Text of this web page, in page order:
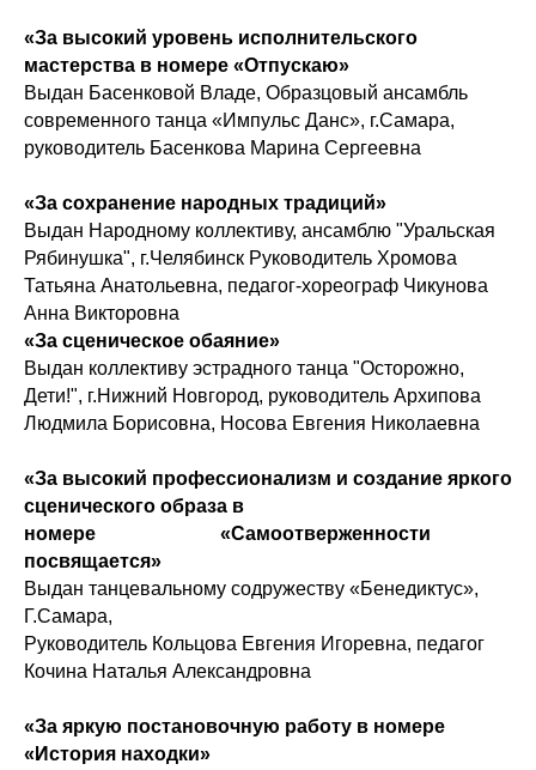
«За высокий уровень исполнительского
мастерства в номере «Отпускаю»
Выдан Басенковой Владе, Образцовый ансамбль
современного танца «Импульс Данс», г.Самара,
руководитель Басенкова Марина Сергеевна
«За сохранение народных традиций»
Выдан Народному коллективу, ансамблю "Уральская
Рябинушка", г.Челябинск Руководитель Хромова
Татьяна Анатольевна, педагог-хореограф Чикунова
Анна Викторовна
«За сценическое обаяние»
Выдан коллективу эстрадного танца "Осторожно,
Дети!", г.Нижний Новгород, руководитель Архипова
Людмила Борисовна, Носова Евгения Николаевна
«За высокий профессионализм и создание яркого
сценического образа в
номере «Самоотверженности
посвящается»
Выдан танцевальному содружеству «Бенедиктус»,
Г.Самара,
Руководитель Кольцова Евгения Игоревна, педагог
Кочина Наталья Александровна
«За яркую постановочную работу в номере
«История находки»